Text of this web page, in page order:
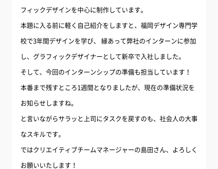
フィックデザインを中心に制作しています。
本題に入る前に軽く自己紹介をしますと、福岡デザイン専門学
校で3年間デザインを学び、 縁あって弊社のインターンに参加
し、グラフィックデザイナーとして新卒で入社しました。
そして、今回のインターンシップの準備も担当しています！
本番まで残すところ1週間となりましたが、現在の準備状況を
お知らせしますね。
と言いながらサラッと上司にタスクを戻すのも、社会人の大事
なスキルです。
ではクリエイティブチームマネージャーの島田さん、よろしく
お願いいたします！